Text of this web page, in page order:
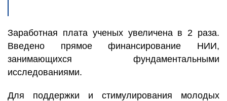
Заработная плата ученых увеличена в 2 раза.
Введено прямое финансирование НИИ,
занимающихся фундаментальными
исследованиями.
Для поддержки и стимулирования молодых